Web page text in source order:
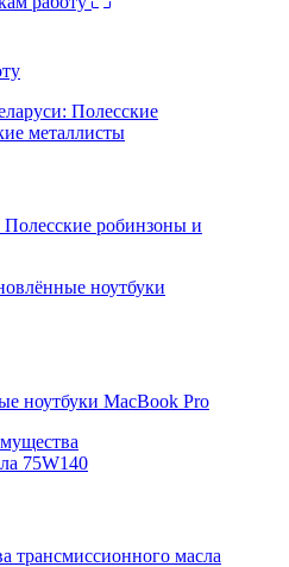
Полесские робинзоны и
ноутбуки MacBook Pro
трансмиссионного масла